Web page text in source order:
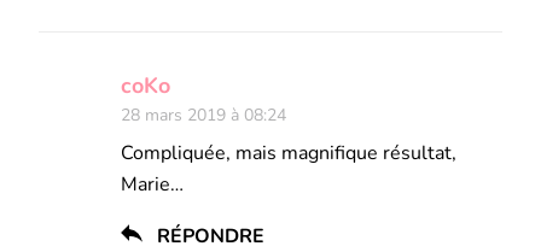
coKo
28 mars 2019 à 08:24
Compliquée, mais magnifique résultat,
Marie…
RÉPONDRE